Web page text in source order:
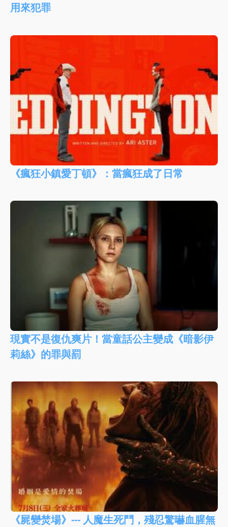
用來犯罪
《瘋狂小鎮愛丁頓》：當瘋狂成了日常
現實不是復仇爽片！當童話公主變成《暗影伊
莉絲》的罪與罰
《屍變焚場》--- 人魔生死鬥，殘忍驚嚇血腥無